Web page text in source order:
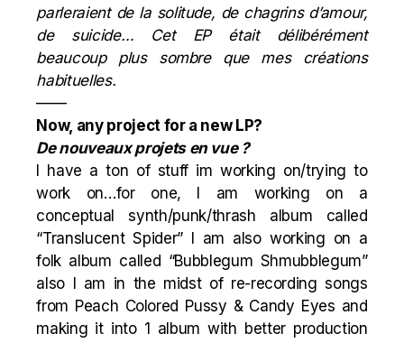
parleraient de la solitude, de chagrins d’amour,
de suicide… Cet EP était délibérément
beaucoup plus sombre que mes créations
habituelles.
——
Now, any project for a new LP?
De nouveaux projets en vue ?
I have a ton of stuff im working on/trying to
work on…for one, I am working on a
conceptual synth/punk/thrash album called
“Translucent Spider” I am also working on a
folk album called “Bubblegum Shmubblegum”
also I am in the midst of re-recording songs
from Peach Colored Pussy & Candy Eyes and
making it into 1 album with better production